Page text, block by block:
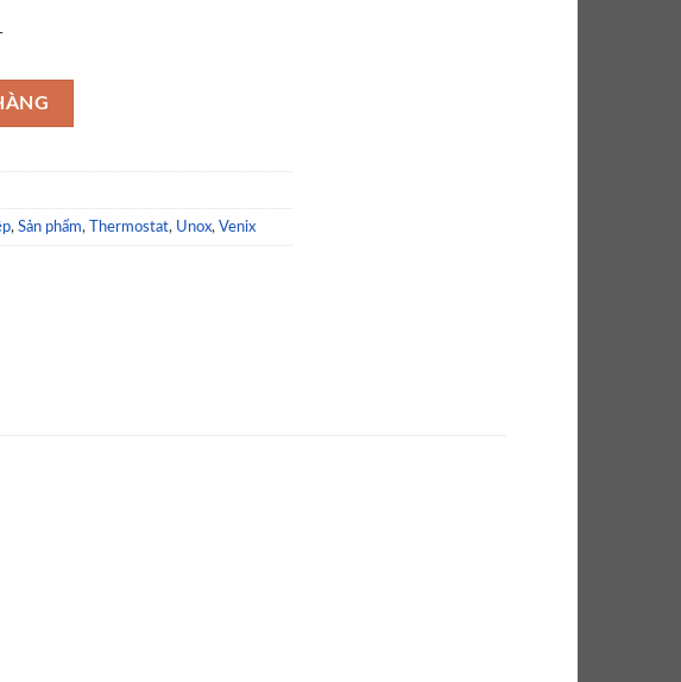
KTR1136A số lượng
, Sản phẩm, Thermostat, Unox, Venix